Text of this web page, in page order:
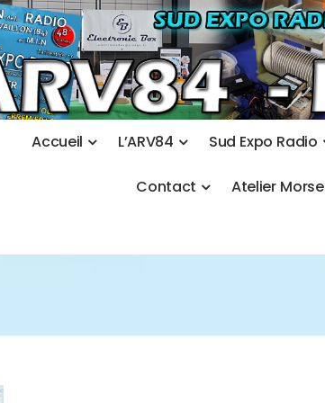
Accueil L’ARV84 Sud Expo Radio
Contact Atelier Morse